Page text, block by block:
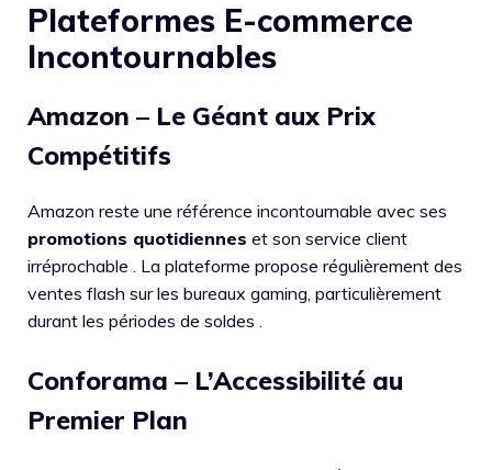
Plateformes E-commerce
Incontournables
Amazon – Le Géant aux Prix
Compétitifs
Amazon reste une référence incontournable avec ses
promotions quotidiennes et son service client
irréprochable . La plateforme propose régulièrement des
ventes flash sur les bureaux gaming, particulièrement
durant les périodes de soldes .
Conforama – L’Accessibilité au
Premier Plan